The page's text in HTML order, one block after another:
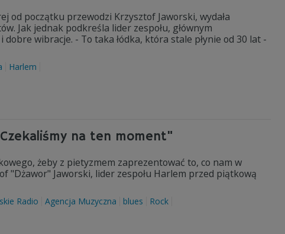
od początku przewodzi Krzysztof Jaworski, wydała
Jak jednak podkreśla lider zespołu, głównym
wibracje. - To taka łódka, która stale płynie od 30 lat -
Harlem
na ten moment"
żeby z pietyzmem zaprezentować to, co nam w
"Dżawor" Jaworski, lider zespołu Harlem przed piątkową
Radio Agencja Muzyczna blues Rock